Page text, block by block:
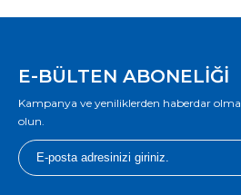
E-BÜLTEN ABONELİĞİ
Kampanya ve yeniliklerden haberdar
olun.